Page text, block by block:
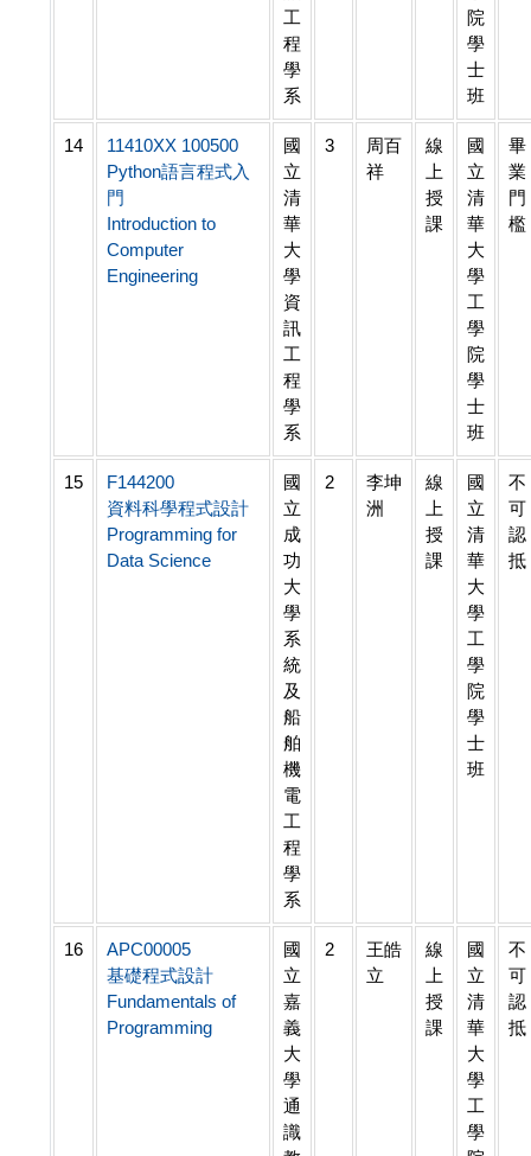
工
程
學
系
院
學
士
班
14
11410XX 100500
Python語言程式入
門
Introduction to
Computer
Engineering
國
立
清
華
大
學
資
訊
工
程
學
系
3
周百
祥
線
上
授
課
國
立
清
華
大
學
工
學
院
學
士
班
畢
業
門
檻
15
F144200
資料科學程式設計
Programming for
Data Science
國
立
成
功
大
學
系
統
及
船
舶
機
電
工
程
學
系
2
李坤
洲
線
上
授
課
國
立
清
華
大
學
工
學
院
學
士
班
不
可
認
抵
16
APC00005
基礎程式設計
Fundamentals of
Programming
國
立
嘉
義
大
學
通
識
2
王皓
立
線
上
授
課
國
立
清
華
大
學
工
學
不
可
認
抵